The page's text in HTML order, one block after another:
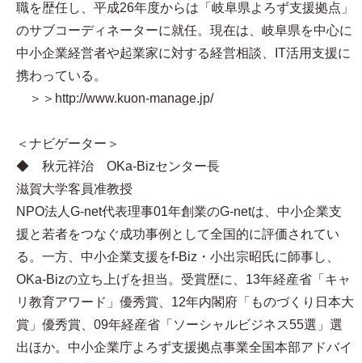
職を歴任し、平成26年度からは「岐阜県よろず支援拠点」
のサブコーディネーターに就任。現在は、岐阜県を中心に
中小企業経営者や起業家に対する経営相談、IT活用支援に
携わっている。
＞＞http://www.kuon-manage.jp/
＜ナビゲーター＞
◆ 秋元祥治 OKa-Bizセンター長
滋賀大学客員准教授
NPO法人G-net代表理事 01年創業のG-netは、中小企業支
援と若者をつなぐ成功事例として全国的に評価されてい
る。一方、中小企業支援をf-Biz・小出宗昭氏に師事し、
OKa-Bizの立ち上げを担当。受賞歴に、13年経産省「キャ
リ教育アワード」優秀賞、12年内閣府「ものづくり日本大
賞」優秀賞、09年経産省「ソーシャルビジネス55選」選
出ほか。中小企業庁よろず支援拠点事業全国本部アドバイ